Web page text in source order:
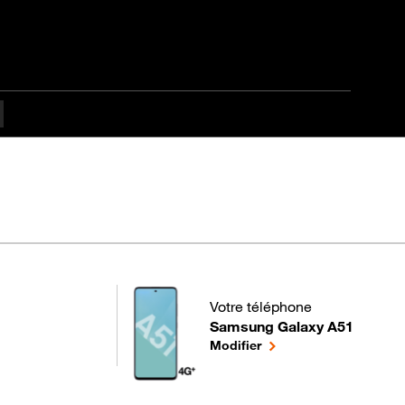
Votre téléphone
Samsung Galaxy A51
pour votre Samsung Galaxy
Modifierle téléphone